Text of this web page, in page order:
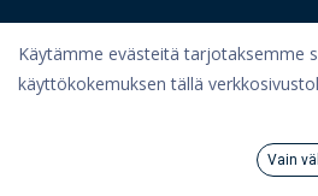
Category
teknisen kaupan ammattilaisilta!
Käytämme evästeitä tarjotaksemme
käyttökokemuksen tällä
Vain